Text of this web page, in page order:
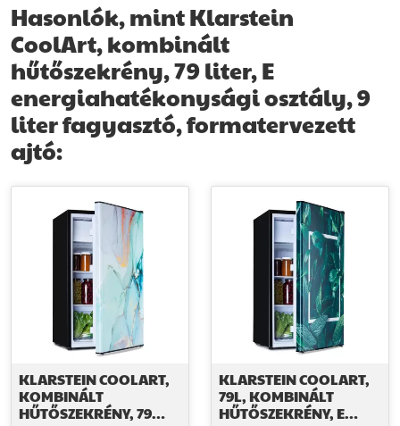
centimétert ott, ahol valóban szüksége van rá.
További információk>>
Hasonlók, mint Klarstein
CoolArt, kombinált
hűtőszekrény, 79 liter, E
energiahatékonysági osztály, 9
liter fagyasztó, formatervezett
ajtó:
KLARSTEIN COOLART,
KOMBINÁLT
HŰTŐSZEKRÉNY, 79
KLARSTEIN COOLART,
79L, KOMBINÁLT
HŰTŐSZEKRÉNY, E